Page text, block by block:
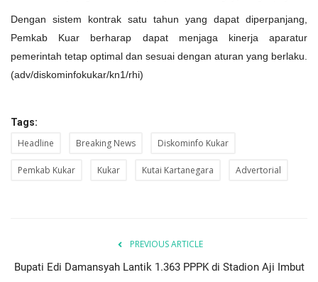
Dengan sistem kontrak satu tahun yang dapat diperpanjang,
Pemkab Kuar berharap dapat menjaga kinerja aparatur
pemerintah tetap optimal dan sesuai dengan aturan yang berlaku.
(adv/diskominfokukar/kn1/rhi)
Tags:
Headline Breaking News Diskominfo Kukar
Pemkab Kukar Kukar Kutai Kartanegara Advertorial
PREVIOUS ARTICLE
Bupati Edi Damansyah Lantik 1.363 PPPK di Stadion Aji Imbut